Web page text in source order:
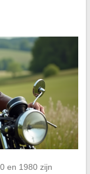
en 1980 zijn